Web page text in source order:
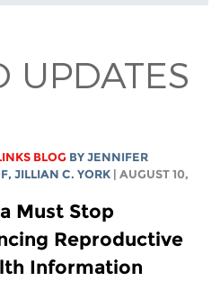
UPDATES
BLOG BYJENNIFER
,JILLIAN C. YORK | AUGUST 10,
Must Stop
Reproductive
Information